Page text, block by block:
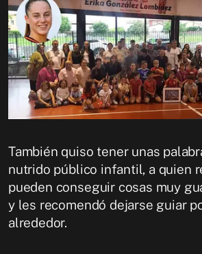
También quiso tener unas
nutrido público infantil, a quien
pueden conseguir cosas muy
y les recomendó dejarse guiar
alrededor.